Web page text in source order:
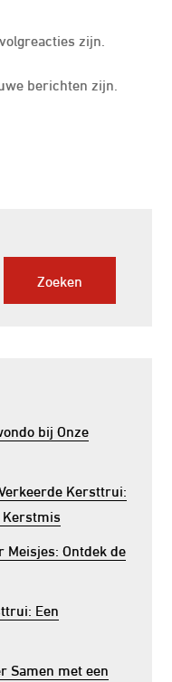
zijn.
berichten zijn.
Zoeken
bij Onze
Kersttrui:
Kerstmis
Ontdek de
Een
Samen met een